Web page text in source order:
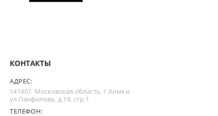
КОНТАКТЫ
АДРЕС:
141407, Московская область, г.Химки,
ул.Панфилова, д.19, стр.1
ТЕЛЕФОН: